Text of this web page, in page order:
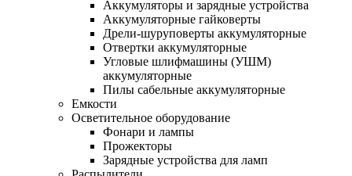
Аккумуляторы и зарядные устройства
Аккумуляторные гайковерты
Дрели-шуруповерты аккумуляторные
Отвертки аккумуляторные
Угловые шлифмашины (УШМ)
аккумуляторные
Пилы сабельные аккумуляторные
Емкости
Осветительное оборудование
Фонари и лампы
Прожекторы
Зарядные устройства для ламп